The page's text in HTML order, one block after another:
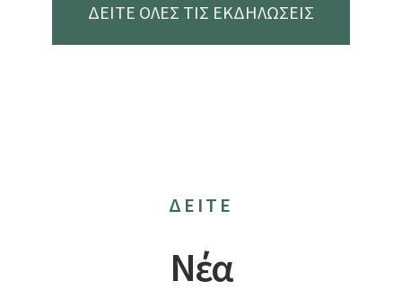
ΔΕΙΤΕ ΟΛΕΣ ΤΙΣ ΕΚΔΗΛΩΣΕΙΣ
ΔΕΙΤΕ
Νέα